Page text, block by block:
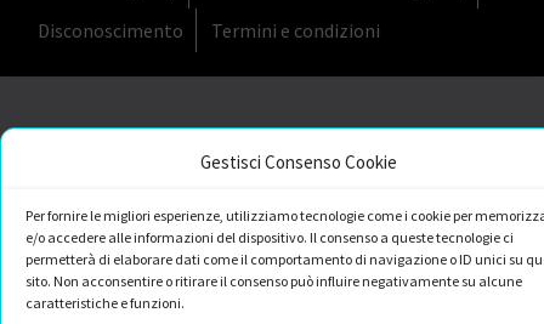
Gestisci Consenso Cookie
Per fornire le migliori esperienze, utilizziamo tecnologie come i cookie per
e/o accedere alle informazioni del dispositivo. Il consenso a queste tecnologie ci
permetterà di elaborare dati come il comportamento di navigazione o ID unici su
sito. Non acconsentire o ritirare il consenso può influire negativamente su alcune
caratteristiche e funzioni.
Disconoscimento
Termini e condizioni